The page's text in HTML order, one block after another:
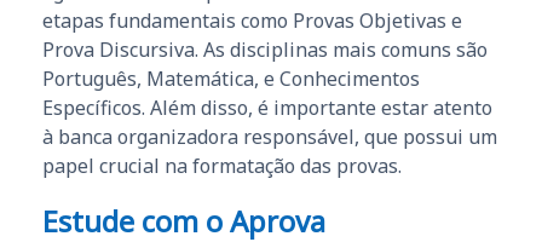
etapas fundamentais como Provas Objetivas e
Prova Discursiva. As disciplinas mais comuns são
Português, Matemática, e Conhecimentos
Específicos. Além disso, é importante estar atento
à banca organizadora responsável, que possui um
papel crucial na formatação das provas.
Estude com o Aprova